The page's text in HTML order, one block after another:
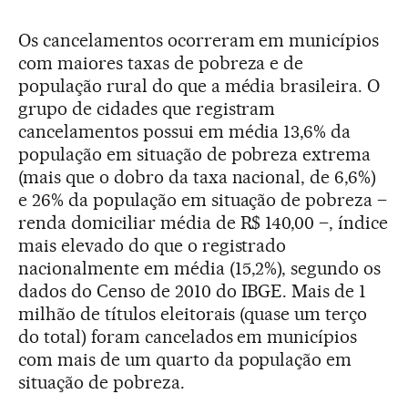
Os cancelamentos ocorreram em municípios
com maiores taxas de pobreza e de
população rural do que a média brasileira. O
grupo de cidades que registram
cancelamentos possui em média 13,6% da
população em situação de pobreza extrema
(mais que o dobro da taxa nacional, de 6,6%)
e 26% da população em situação de pobreza –
renda domiciliar média de R$ 140,00 –, índice
mais elevado do que o registrado
nacionalmente em média (15,2%), segundo os
dados do Censo de 2010 do IBGE. Mais de 1
milhão de títulos eleitorais (quase um terço
do total) foram cancelados em municípios
com mais de um quarto da população em
situação de pobreza.